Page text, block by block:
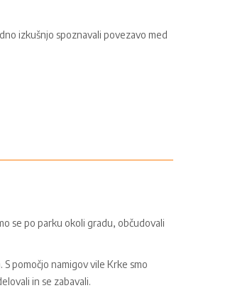
izkušnjo spoznavali povezavo med
se po parku okoli gradu, občudovali
pomočjo namigov vile Krke smo
in se zabavali.